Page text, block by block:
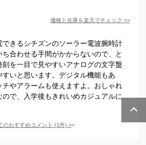
価格と在庫を楽天でチェック >>
きるシチズンのソーラー電波腕時計
合わせる手間がかからないので、と
を一目で見やすいアナログの文字盤
いと思います。デジタル機能もあ
チやアラームも使えますよ。おしゃれ
ので、入学後もきれいめカジュアルに
のおすすめコメント (1件) >